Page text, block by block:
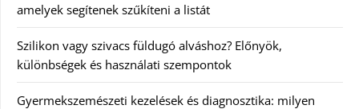
amelyek segítenek szűkíteni a listát
Szilikon vagy szivacs füldugó alváshoz? Előnyök,
különbségek és használati szempontok
Gyermekszemészeti kezelések és diagnosztika: milyen